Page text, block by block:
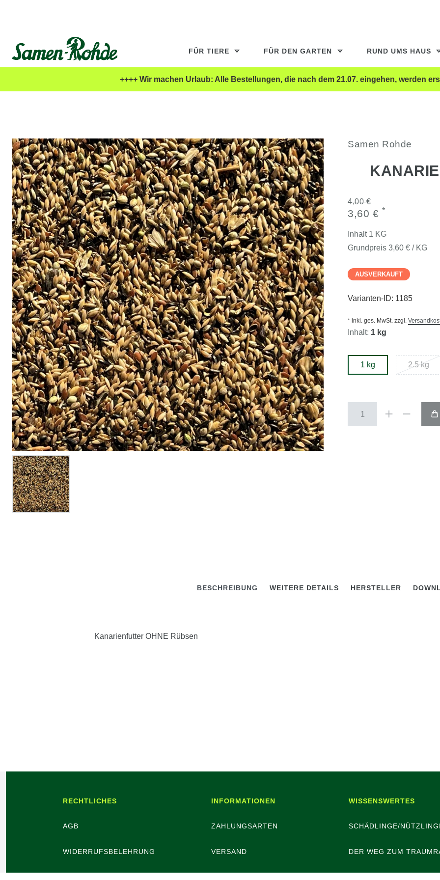
FÜR TIERE FÜR DEN GARTEN RUND UMS HAUS
++++ Wir machen Urlaub: Alle Bestellungen, die nach dem 21.07. eingehen, werden
Samen Rohde
4,00 €
3,60 € *
Inhalt 1 KG
Grundpreis 3,60 € / KG
AUSVERKAUFT
Varianten-ID: 1185
* inkl. ges. MwSt. zzgl.
Inhalt: 1 kg
1 kg 2.5 kg
BESCHREIBUNG WEITERE DETAILS HERSTELLER
Kanarienfutter OHNE Rübsen
RECHTLICHES
AGB
WIDERRUFSBELEHRUNG
INFORMATIONEN
ZAHLUNGSARTEN
VERSAND
WISSENSWERTES
SCHÄDLINGE/
DER WEG ZUM